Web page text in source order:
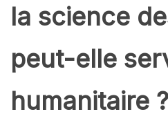
la science
peut-elle
humanitaire ?